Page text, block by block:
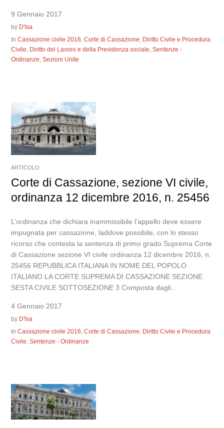
9 Gennaio 2017
by D'Isa
InCassazione civile 2016 ,Corte di Cassazione Diritto Civile e Procedura
Civile Diritto del Lavoro e della Previdenza sociale ,Sentenze -
Ordinanze ,Sezioni Unite
ARTICOLO
Corte di Cassazione, sezione VI civile,
ordinanza 12 dicembre 2016, n. 25456
L’ordinanza che dichiara inammissibile l’appello deve essere
impugnata per cassazione, laddove possibile, con lo stesso
ricorso che contesta la sentenza di primo grado Suprema Corte
di Cassazione sezione VI civile ordinanza 12 dicembre 2016, n.
25456 REPUBBLICA ITALIANA IN NOME DEL POPOLO
ITALIANO LA CORTE SUPREMA DI CASSAZIONE SEZIONE
SESTA CIVILE SOTTOSEZIONE 3 Composta dagli...
4 Gennaio 2017
by D'Isa
InCassazione civile 2016 ,Corte di Cassazione Diritto Civile e Procedura
Civile ,Sentenze - Ordinanze